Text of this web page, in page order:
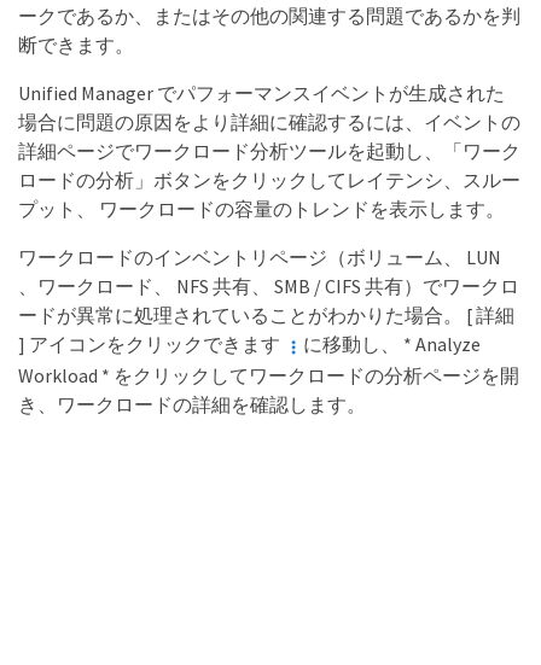
ークであるか、またはその他の関連する問題であるかを判
断できます。
Unified Manager でパフォーマンスイベントが生成された
場合に問題の原因をより詳細に確認するには、イベントの
詳細ページでワークロード分析ツールを起動し、「ワーク
ロードの分析」ボタンをクリックしてレイテンシ、スルー
プット、 ワークロードの容量のトレンドを表示します。
ワークロードのインベントリページ（ボリューム、 LUN
、ワークロード、 NFS 共有、 SMB / CIFS 共有）でワークロ
ードが異常に処理されていることがわかりた場合。 [ 詳細
] アイコンをクリックできます
に移動し、 * Analyze
Workload * をクリックしてワークロードの分析ページを開
き、ワークロードの詳細を確認します。